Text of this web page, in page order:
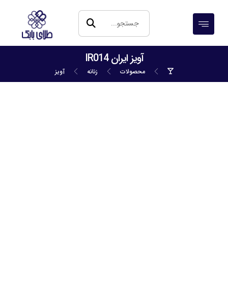
آویز ایران IR014
محصولات زنانه آویز